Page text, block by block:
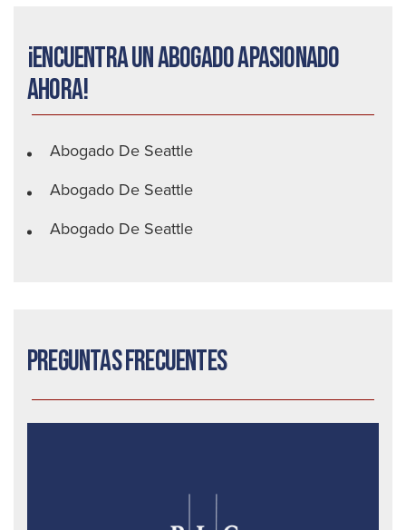
¡Encuentra un abogado apasionado
ahora!
Abogado De Seattle
Abogado De Seattle
Abogado De Seattle
Preguntas frecuentes